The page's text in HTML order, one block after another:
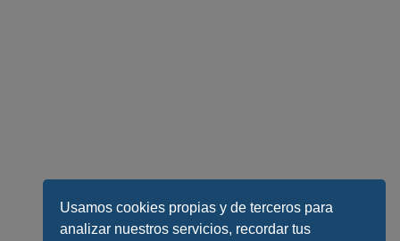
Usamos cookies propias y de terceros para
analizar nuestros servicios, recordar tus